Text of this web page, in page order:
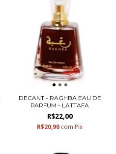
DECANT - RAGHBA EAU DE
PARFUM - LATTAFA
R$22,00
R$20,90 com Pix